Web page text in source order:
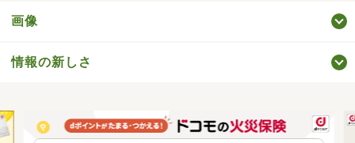
画像
情報の新しさ